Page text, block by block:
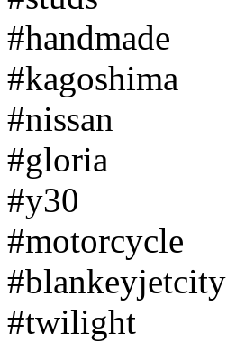
#handmade
#kagoshima
#nissan
#gloria
#y30
#motorcycle
#blankeyjetcity
#twilight